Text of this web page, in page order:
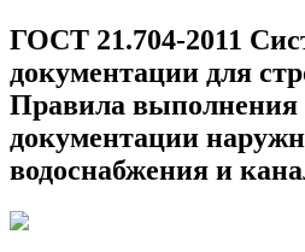
ГОСТ 21.704-2011
документации для
Правила выполнения
документации
водоснабжения и